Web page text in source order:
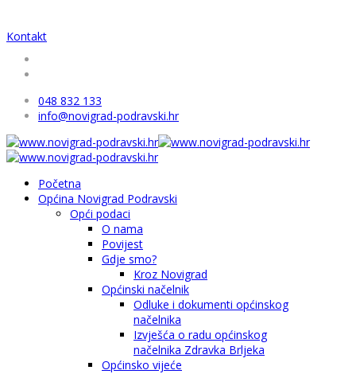
Kontakt
048 832 133
info@novigrad-podravski.hr
Početna
Općina Novigrad Podravski
Opći podaci
O nama
Povijest
Gdje smo?
Kroz Novigrad
Općinski načelnik
Odluke i dokumenti općinskog
načelnika
Izvješća o radu općinskog
načelnika Zdravka Brljeka
Općinsko vijeće